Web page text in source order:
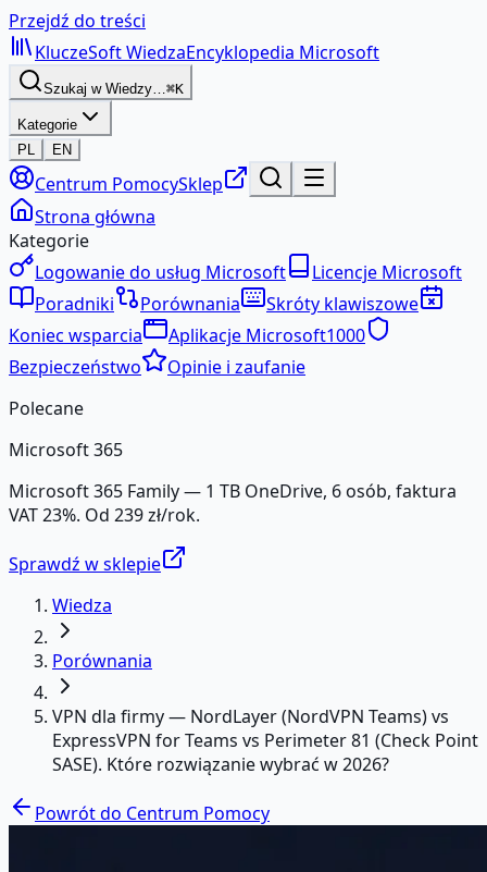
Przejdź do treści
KluczeSoftWiedzaEncyklopedia Microsoft
Szukaj w Wiedzy…⌘K
Kategorie
PL
EN
Centrum PomocySklep
Strona główna
Kategorie
Logowanie do usług Microsoft
Licencje Microsoft
Poradniki
Porównania
Skróty klawiszowe
Koniec wsparcia
Aplikacje Microsoft1000
Bezpieczeństwo
Opinie i zaufanie
Polecane
Microsoft 365
Microsoft 365 Family — 1 TB OneDrive, 6 osób, faktura
VAT 23%. Od 239 zł/rok.
Sprawdź w sklepie
Wiedza
Porównania
VPN dla firmy — NordLayer (NordVPN Teams) vs
ExpressVPN for Teams vs Perimeter 81 (Check Point
SASE). Które rozwiązanie wybrać w 2026?
Powrót do Centrum Pomocy